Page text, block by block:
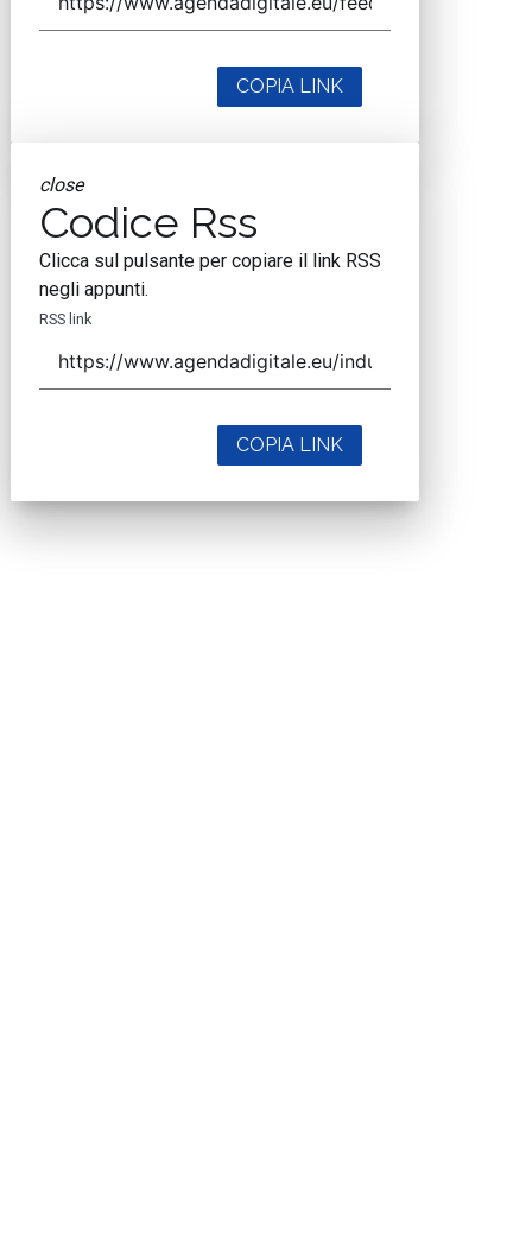
COPIA LINK
close
Codice Rss
Clicca sul pulsante per copiare il link RSS
negli appunti.
RSS link
COPIA LINK